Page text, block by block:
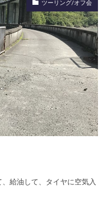
ツーリング/オフ会
給油して、タイヤに空気入